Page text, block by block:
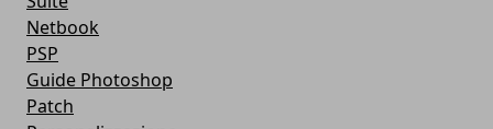
Netbook
PSP
Guide Photoshop
Patch